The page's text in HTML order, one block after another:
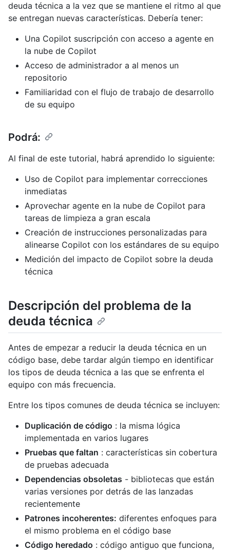
deuda técnica a la vez que se mantiene el ritmo al que
se entregan nuevas características. Debería tener:
Una Copilot suscripción con acceso a agente en
la nube de Copilot
Acceso de administrador a al menos un
repositorio
Familiaridad con el flujo de trabajo de desarrollo
de su equipo
Podrá:
Al final de este tutorial, habrá aprendido lo siguiente:
Uso de Copilot para implementar correcciones
inmediatas
Aprovechar agente en la nube de Copilot para
tareas de limpieza a gran escala
Creación de instrucciones personalizadas para
alinearse Copilot con los estándares de su equipo
Medición del impacto de Copilot sobre la deuda
técnica
Descripción del problema de la
deuda técnica
Antes de empezar a reducir la deuda técnica en un
código base, debe tardar algún tiempo en identificar
los tipos de deuda técnica a las que se enfrenta el
equipo con más frecuencia.
Entre los tipos comunes de deuda técnica se incluyen:
Duplicación de código : la misma lógica
implementada en varios lugares
Pruebas que faltan : características sin cobertura
de pruebas adecuada
Dependencias obsoletas - bibliotecas que están
varias versiones por detrás de las lanzadas
recientemente
Patrones incoherentes: diferentes enfoques para
el mismo problema en el código base
Código heredado : código antiguo que funciona,